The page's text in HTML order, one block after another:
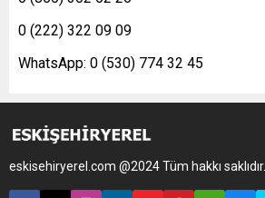
0 (222) 322 09 09
WhatsApp: 0 (530) 774 32 45
eskisehiryerel.com @2024 Tüm hakkı saklıdır.